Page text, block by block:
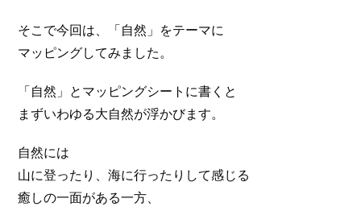
そこで今回は、「自然」をテーマに
マッピングしてみました。
「自然」とマッピングシートに書くと
まずいわゆる大自然が浮かびます。
自然には
山に登ったり、海に行ったりして感じる
癒しの一面がある一方、